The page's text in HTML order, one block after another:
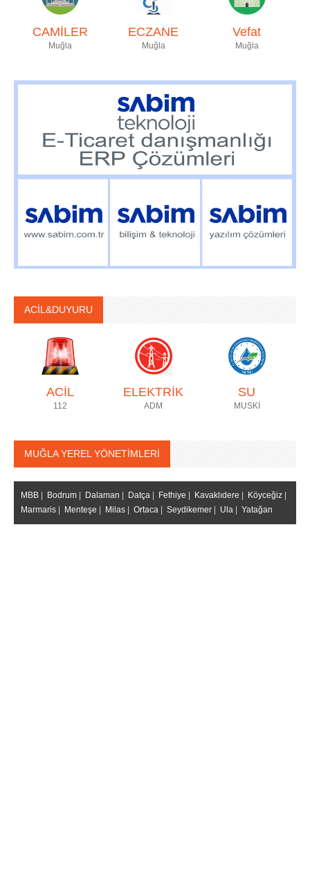
CAMİLER
Muğla
ECZANE
Muğla
Vefat
Muğla
ACİL&DUYURU
ACİL
112
ELEKTRİK
ADM
SU
MUSKİ
MUĞLA YEREL YÖNETİMLERİ
MBB Bodrum Dalaman Datça Fethiye Kavaklıdere Köyceğiz
Marmaris
Menteşe Milas Ortaca Seydikemer Ula Yatağan